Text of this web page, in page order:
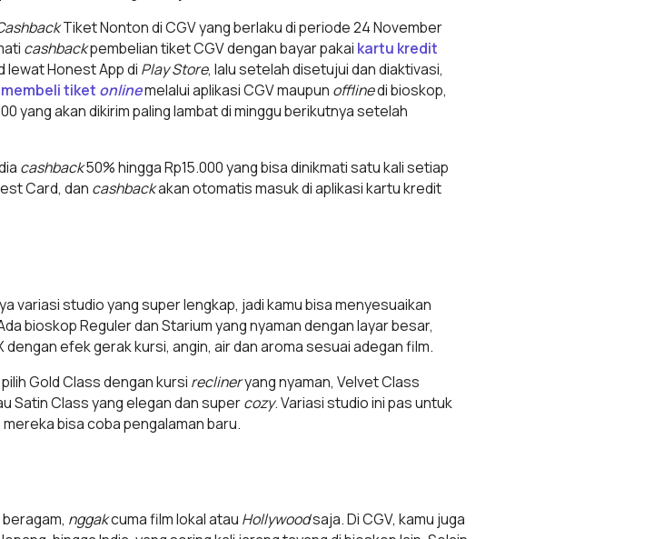
Tiket Nonton di CGV yang berlaku di periode 24 November
cashbackpembelian tiket CGV dengan bayar pakai kartu kredit
lewat Honest App di Play Store, lalu setelah disetujui dan diaktivasi,
membeli tiket onlinemelalui aplikasi CGV maupun offlinedi bioskop,
yang akan dikirim paling lambat di minggu berikutnya setelah
cashback50% hingga Rp15.000 yang bisa dinikmati satu kali setiap
Card, dan cashbackakan otomatis masuk di aplikasi kartu kredit
variasi studio yang super lengkap, jadi kamu bisa menyesuaikan
bioskop Reguler dan Starium yang nyaman dengan layar besar,
efek gerak kursi, angin, air dan aroma sesuai adegan film.
Gold Class dengan kursi reclineryang nyaman, Velvet Class
Satin Class yang elegan dan supercozy. Variasi studio ini pas untuk
bisa coba pengalaman baru.
nggakcuma film lokal atau Hollywoodsaja. Di CGV, kamu juga